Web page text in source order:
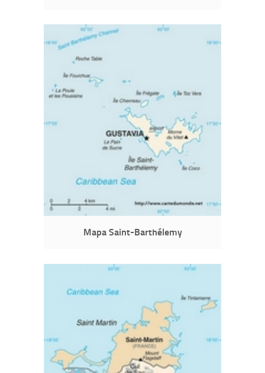
Mapa Saint-Barthélemy